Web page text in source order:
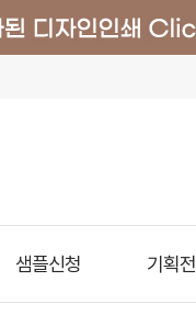
샘플신청 기획전